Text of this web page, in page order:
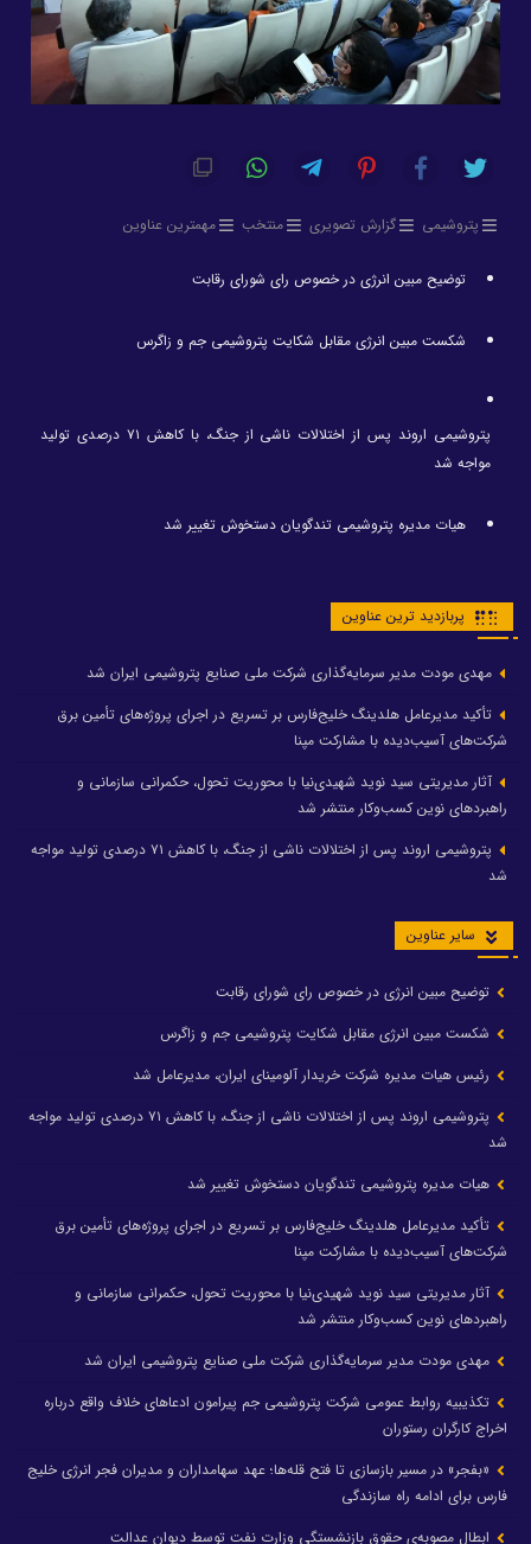
پتروشیمی گزارش تصویری منتخب مهمترین عناوین
توضیح مبین انرژی در خصوص رای شورای رقابت
شکست مبین انرژی مقابل شکایت پتروشیمی جم و زاگرس
پتروشیمی اروند پس از اختلالات ناشی از جنگ، با کاهش ۷۱ درصدی تولید
مواجه شد
هیات مدیره پتروشیمی تندگویان دستخوش تغییر شد
پربازدید ترین عناوین
مهدی مودت مدیر سرمایه‌گذاری شرکت ملی صنایع پتروشیمی ایران شد
تأکید مدیرعامل هلدینگ خلیج‌فارس بر تسریع در اجرای پروژه‌های تأمین برق
شرکت‌های آسیب‌دیده با مشارکت مپنا
آثار مدیریتی سید نوید شهیدی‌نیا با محوریت تحول، حکمرانی سازمانی و
راهبردهای نوین کسب‌وکار منتشر شد
پتروشیمی اروند پس از اختلالات ناشی از جنگ، با کاهش ۷۱ درصدی تولید مواجه
شد
سایر عناوین
توضیح مبین انرژی در خصوص رای شورای رقابت
شکست مبین انرژی مقابل شکایت پتروشیمی جم و زاگرس
رئیس هیات مدیره شرکت خریدار آلومینای ایران، مدیرعامل شد
پتروشیمی اروند پس از اختلالات ناشی از جنگ، با کاهش ۷۱ درصدی تولید مواجه
شد
هیات مدیره پتروشیمی تندگویان دستخوش تغییر شد
تأکید مدیرعامل هلدینگ خلیج‌فارس بر تسریع در اجرای پروژه‌های تأمین برق
شرکت‌های آسیب‌دیده با مشارکت مپنا
آثار مدیریتی سید نوید شهیدی‌نیا با محوریت تحول، حکمرانی سازمانی و
راهبردهای نوین کسب‌وکار منتشر شد
مهدی مودت مدیر سرمایه‌گذاری شرکت ملی صنایع پتروشیمی ایران شد
تکذیبیه روابط عمومی شرکت پتروشیمی جم پیرامون ادعاهای خلاف واقع درباره
اخراج کارگران رستوران
«بفجر» در مسیر بازسازی تا فتح قله‌ها؛ عهد سهامداران و مدیران فجر انرژی خلیج
فارس برای ادامه راه سازندگی
ابطال مصوبه‌ی حقوق بازنشستگی وزارت نفت توسط دیوان عدالت